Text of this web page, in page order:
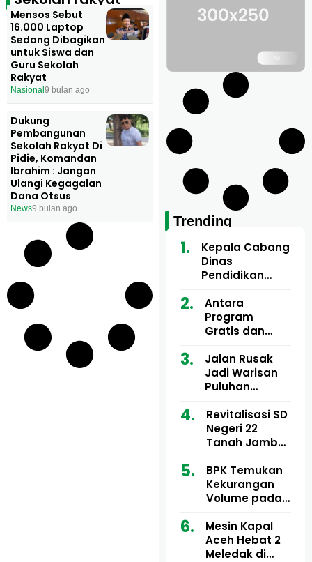
Mensos Sebut
16.000 Laptop
Sedang Dibagikan
untuk Siswa dan
Guru Sekolah
Rakyat
Nasional 9 bulan ago
Dukung
Pembangunan
Sekolah Rakyat Di
Pidie, Komandan
Ibrahim : Jangan
Ulangi Kegagalan
Dana Otsus
News9 bulan ago
Trending
Kepala Cabang
Dinas
Pendidikan
Utara Buka
Pelatihan Deep
Learning serta
Artifisial bagi
Guru
Matematika
Antara
Program
Gratis dan
Motor Imum
Gampong, Uji
Nyali APH
Bermain di
Balik Rp250
Ribu
Jalan Rusak
Jadi Warisan
Puluhan
dan Tgk
Muharuddin
Kini Didesak
Revitalisasi SD
Negeri 22
Tanah Jambo
Miliar Tuai
Sorotan, Publik
Pertanyakan
Anggaran
BPK Temukan
Kekurangan
Volume pada
Aceh Utara
Tahun 2024,
Pengembalian
Mesin Kapal
Aceh Hebat 2
Meledak di